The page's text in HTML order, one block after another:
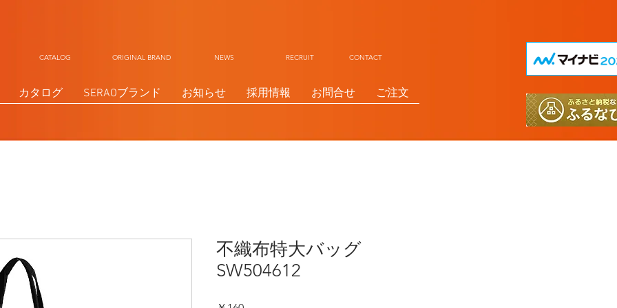
ORIGINAL BRAND NEWS RECRUIT CONTACT
カタログ SERAOブランド お知らせ 採用情報 お問合せ ご注文
不織布特大バッグ
SW504612